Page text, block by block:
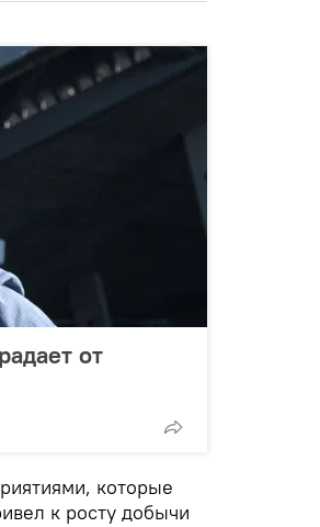
от
которые
к росту добычи